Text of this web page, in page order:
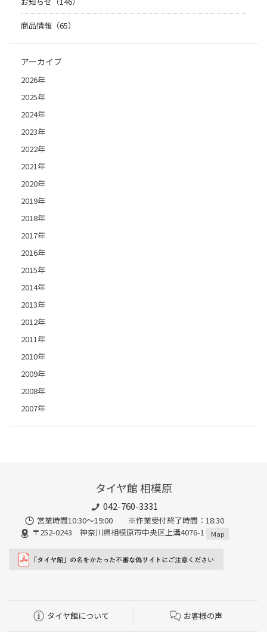
商品情報（65）
アーカイブ
2026年
2025年
2024年
2023年
2022年
2021年
2020年
2019年
2018年
2017年
2016年
2015年
2014年
2013年
2012年
2011年
2010年
2009年
2008年
2007年
タイヤ館 相模原
042-760-3331
営業時間10:30～19:00 ※作業受付終了時間：18:30
〒252-0243 神奈川県相模原市中央区上溝4076-1
Map
タイヤ館について お客様の声